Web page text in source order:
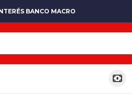
BANCO MACRO